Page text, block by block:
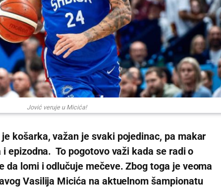
Jović veruje u Micića!
košarka, važan je svaki pojedinac, pa makar
epizodna. To pogotovo važi kada se radi o
da lomi i odlučuje mečeve. Zbog toga je veoma
Vasilija Micića na aktuelnom šampionatu